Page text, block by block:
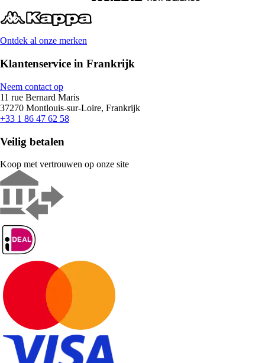
Ontdek al onze merken
Klantenservice in Frankrijk
Neem contact op
11 rue Bernard Maris
37270 Montlouis-sur-Loire, Frankrijk
+33 1 86 47 62 58
Veilig betalen
Koop met vertrouwen op onze site